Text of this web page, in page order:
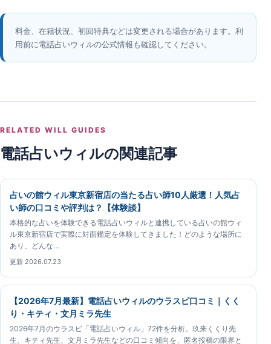
料金、在籍状況、初回特典などは変更される場合があります。利
用前に電話占いウィルの公式情報も確認してください。
RELATED WILL GUIDES
電話占いウィルの関連記事
占いの館ウィル東京新宿店の当たる占い師10人厳選！人気占
い師の口コミや評判は？【体験談】
本格的な占いを体験できる電話占いウィルと連携している占いの館ウィ
ル東京新宿店で実際に対面鑑定を体験してきました！どのような場所に
あり、どんな…
更新 2026.07.23
【2026年7月最新】電話占いウィルのウラスピ口コミ｜くく
り・キティ・文月ミラ先生
2026年7月のウラスピ「電話占いウィル」72件を分析。玖来くくり先
生、キティ先生、文月ミラ先生などの口コミ傾向を、匿名投稿の限界と